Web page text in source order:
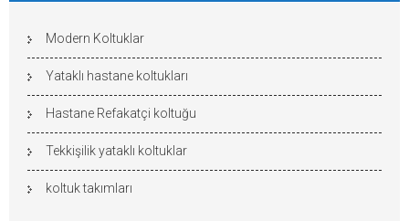
Modern Koltuklar
Yataklı hastane koltukları
Hastane Refakatçi koltuğu
Tekkişilik yataklı koltuklar
koltuk takımları